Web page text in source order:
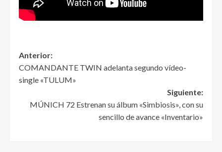
Anterior:
COMANDANTE TWIN adelanta segundo vídeo-
single «TULUM»
Siguiente:
MÚNICH 72 Estrenan su álbum «Simbiosis», con su
sencillo de avance «Inventario»